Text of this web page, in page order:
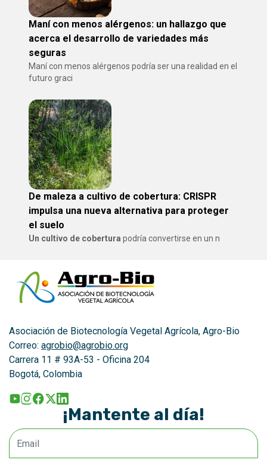
Maní con menos alérgenos: un hallazgo que
acerca el desarrollo de variedades más
seguras
Maní con menos alérgenos podría ser una realidad en el
futuro graci
De maleza a cultivo de cobertura: CRISPR
impulsa una nueva alternativa para proteger
el suelo
Un cultivo de cobertura podría convertirse en un n
Asociación de Biotecnología Vegetal Agrícola, Agro-Bio
Correo: agrobio@agrobio.org
Carrera 11 # 93A-53 - Oficina 204
Bogotá, Colombia
¡Mantente al día!
Email